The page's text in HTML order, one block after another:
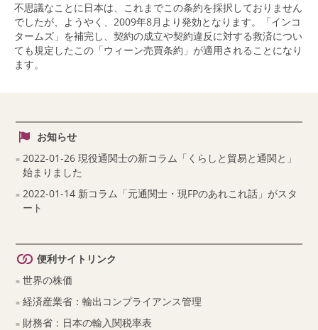
不思議なことに日本は、これまでこの条約を採択しておりません
でしたが、ようやく、2009年8月より発効となります。「インコ
タームズ」を補完し、契約の成立や契約違反に対する救済につい
ても規定したこの「ウィーン売買条約」が適用されることになり
ます。
お知らせ
2022-01-26 現役通関士の新コラム「くらしと貿易と通関と」
始まりました
2022-01-14 新コラム「元通関士・現FPのあれこれ話」がスタ
ート
便利サイトリンク
世界の株価
経済産業省：輸出コンプライアンス管理
財務省：日本の輸入関税率表